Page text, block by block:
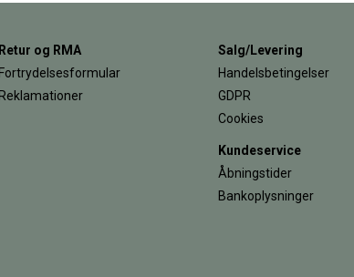
Retur og RMA
Fortrydelsesformular
Reklamationer
Salg/Levering
Handelsbetingelser
GDPR
Cookies
Kundeservice
Åbningstider
Bankoplysninger